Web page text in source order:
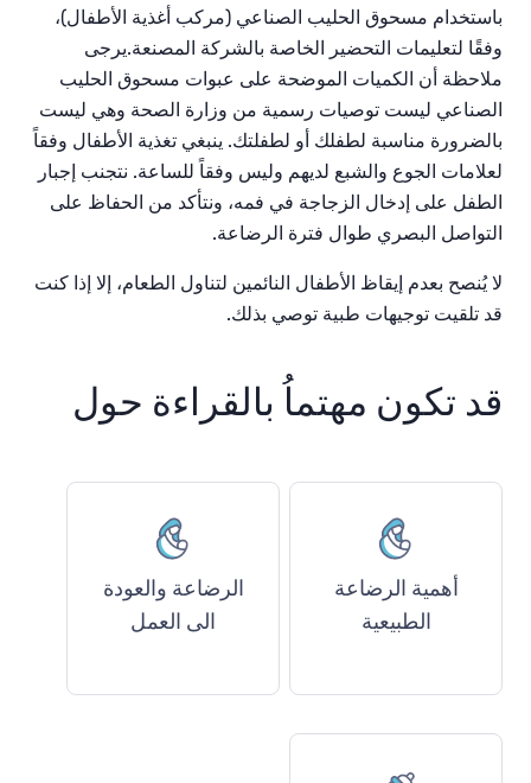
باستخدام مسحوق الحليب الصناعي (مركب أغذية الأطفال)،
وفقًا لتعليمات التحضير الخاصة بالشركة المصنعة.يرجى
ملاحظة أن الكميات الموضحة على عبوات مسحوق الحليب
الصناعي ليست توصيات رسمية من وزارة الصحة وهي ليست
بالضرورة مناسبة لطفلك أو لطفلتك. ينبغي تغذية الأطفال وفقاً
لعلامات الجوع والشبع لديهم وليس وفقاً للساعة. نتجنب إجبار
الطفل على إدخال الزجاجة في فمه، ونتأكد من الحفاظ على
التواصل البصري طوال فترة الرضاعة.
لا يُنصح بعدم إيقاظ الأطفال النائمين لتناول الطعام، إلا إذا كنت
قد تلقيت توجيهات طبية توصي بذلك.
قد تكون مهتماُ بالقراءة حول
أهمية الرضاعة
الطبيعية
الرضاعة والعودة
الى العمل